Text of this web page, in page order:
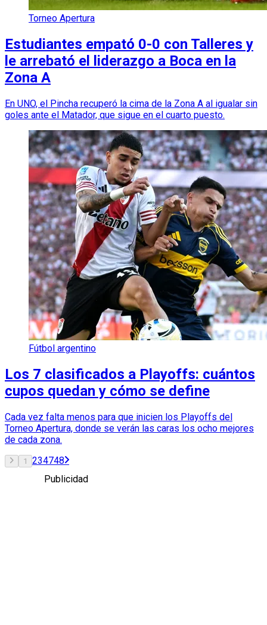
Torneo Apertura
Estudiantes empató 0-0 con Talleres y
le arrebató el liderazgo a Boca en la
Zona A
En UNO, el Pincha recuperó la cima de la Zona A al igualar sin
goles ante el Matador, que sigue en el cuarto puesto.
Fútbol argentino
Los 7 clasificados a Playoffs: cuántos
cupos quedan y cómo se define
Cada vez falta menos para que inicien los Playoffs del
Torneo Apertura, donde se verán las caras los ocho mejores
de cada zona.
1 234748
Publicidad